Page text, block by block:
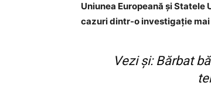
Uniunea Europeană şi Statele
cazuri dintr-o investigaţie mai
Vezi și: Bărbat